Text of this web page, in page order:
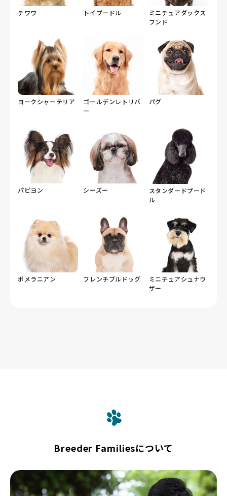
チワワ トイプードル
ミニチュアダックス
フンド
ヨークシャーテリア
ゴールデンレトリバ
ー
パグ
パピヨン シーズー
スタンダードプード
ル
ポメラニアン フレンチブルドッグ
ミニチュアシュナウ
ザー
Breeder Familiesについて